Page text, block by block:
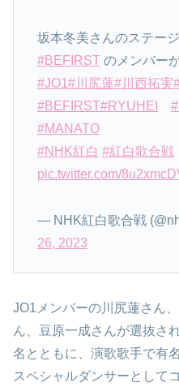
坂本冬美さんのステー
#BEFIRSTのメンバー
#JO1 #川尻蓮#川西拓実
#BEFIRST#RYUHEI
#MANATO
#NHK紅白 #紅白歌合戦
pic.twitter.com/
— NHK紅白歌合戦
26, 2023
JO1メンバーの川尻蓮さん
ん、豆原一成さんが選抜さ
名とともに、演歌歌手で有
スペシャルダンサーとして